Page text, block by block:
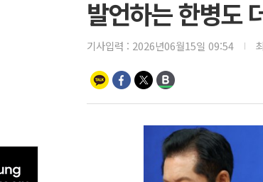
발언하는 한병도
기사입력 : 2026년06월15일 09:54